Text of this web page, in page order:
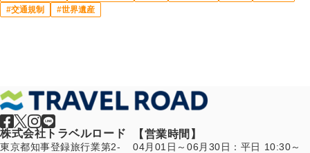
交通規制
世界遺産
株式会社トラベルロード
東京都知事登録旅行業第2-
【営業時間】
04月01日～06月30日：平日 10:30～